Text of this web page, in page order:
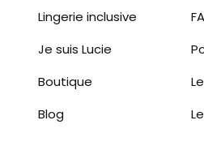
Lingerie inclusive
Je suis Lucie
Boutique
Blog